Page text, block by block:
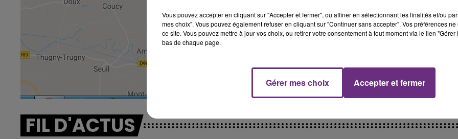
FIL D'ACTUS
10h00 - 14h00
LE TICKET DE CAISSE
14h00 - 15h00
Vous pouvez accepter en cliquant sur "Accepter et fermer", ou affiner en sélectionnant les finalités et/ou
mes choix". Vous pouvez également refuser en cliquant sur "Continuer sans accepter". Vos préférences
ce site. Vous pouvez mettre à jour vos choix, ou retirer votre consentement à tout moment via le lien
bas de chaque page.
Gérer mes choix Accepter et fermer